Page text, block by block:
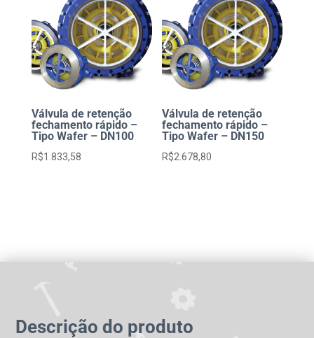
Válvula de retenção
fechamento rápido –
Tipo Wafer – DN100
R$1.833,58
Válvula de retenção
fechamento rápido –
Tipo Wafer – DN150
R$2.678,80
Descrição do produto